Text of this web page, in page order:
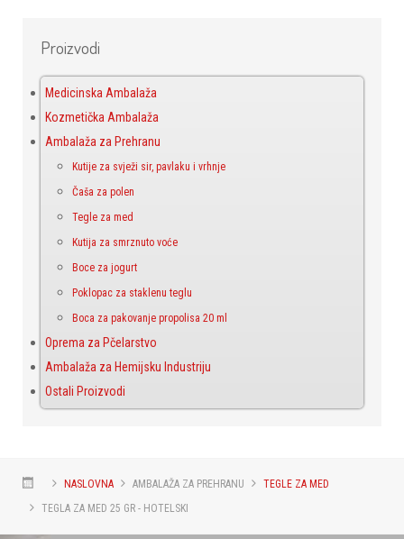
Proizvodi
Medicinska Ambalaža
Kozmetička Ambalaža
Ambalaža za Prehranu
Kutije za svježi sir, pavlaku i vrhnje
Čaša za polen
Tegle za med
Kutija za smrznuto voće
Boce za jogurt
Poklopac za staklenu teglu
Boca za pakovanje propolisa 20 ml
Oprema za Pčelarstvo
Ambalaža za Hemijsku Industriju
Ostali Proizvodi
NASLOVNA AMBALAŽA ZA PREHRANU
TEGLE ZA MED
TEGLA ZA MED 25 GR - HOTELSKI